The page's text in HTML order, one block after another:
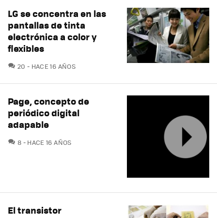
LG se concentra en las
pantallas de tinta
electrónica a color y
flexibles
20 COMENTARIOS
HACE 16 AÑOS
Page, concepto de
periódico digital
adapable
8 COMENTARIOS
HACE 16 AÑOS
El transistor